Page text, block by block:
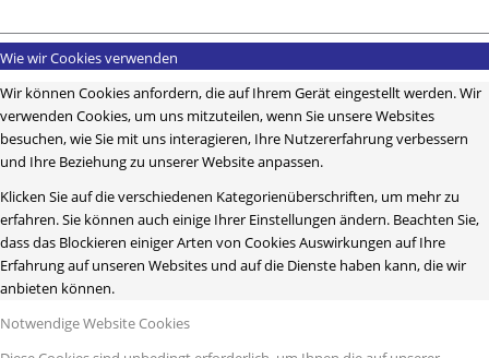
Wie wir Cookies verwenden
Wir können Cookies anfordern, die auf Ihrem Gerät eingestellt werden. Wir
verwenden Cookies, um uns mitzuteilen, wenn Sie unsere Websites
besuchen, wie Sie mit uns interagieren, Ihre Nutzererfahrung verbessern
und Ihre Beziehung zu unserer Website anpassen.
Klicken Sie auf die verschiedenen Kategorienüberschriften, um mehr zu
erfahren. Sie können auch einige Ihrer Einstellungen ändern. Beachten Sie,
dass das Blockieren einiger Arten von Cookies Auswirkungen auf Ihre
Erfahrung auf unseren Websites und auf die Dienste haben kann, die wir
anbieten können.
Notwendige Website Cookies